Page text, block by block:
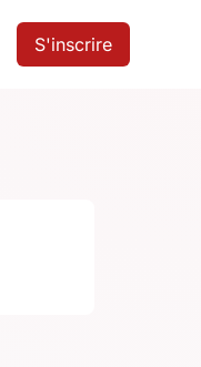
S'inscrire